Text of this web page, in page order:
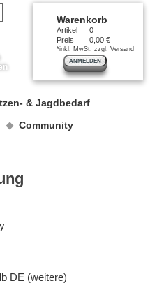
Warenkorb
Artikel
0
Preis
0,00 €
*inkl. MwSt. zzgl. Versand
ANMELDEN
& Jagdbedarf
Community
DE (weitere)